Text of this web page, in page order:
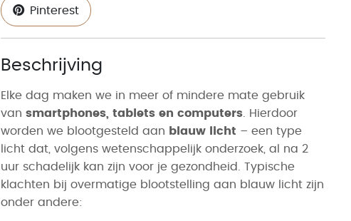
Pinterest
Beschrijving
Elke dag maken we in meer of mindere mate gebruik
van smartphones, tablets en computers. Hierdoor
worden we blootgesteld aan blauw licht – een type
licht dat, volgens wetenschappelijk onderzoek, al na 2
uur schadelijk kan zijn voor je gezondheid. Typische
klachten bij overmatige blootstelling aan blauw licht zijn
onder andere: